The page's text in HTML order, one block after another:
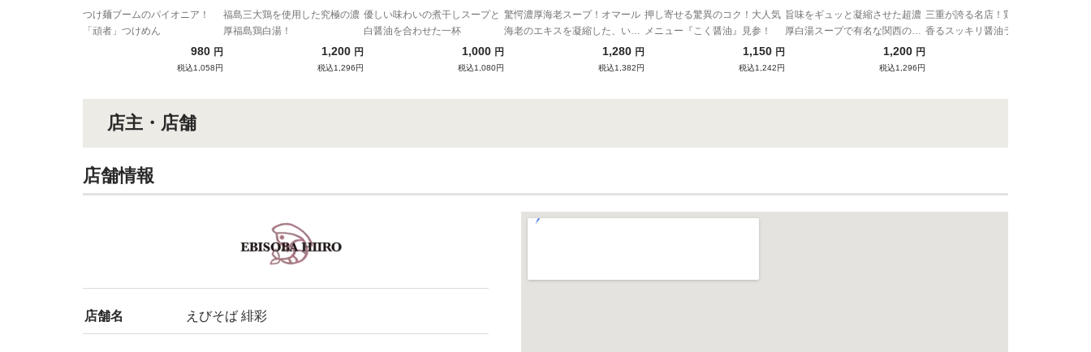
つけ麺ブームのパイオニア！
「頑者」つけめん
980 円
税込1,058円
福島三大鶏を使用した究極の濃
厚福島鶏白湯！
1,200 円
税込1,296円
優しい味わいの煮干しスープと
白醤油を合わせた一杯
1,000 円
税込1,080円
驚愕濃厚海老スープ！オマール
海老のエキスを凝縮した、いま
だかつてない新ラーメン！
1,280 円
税込1,382円
押し寄せる驚異のコク！大人気
メニュー『こく醤油』見参！
1,150 円
税込1,242円
旨味をギュッと凝縮させた超濃
厚白湯スープで有名な関西の
1,200 円
税込1,296円
らーめん
三重が誇る名店！鶏と煮干しが
香るスッキリ醤油ラーメン
店主・店舗
店舗情報
店舗名 えびそば 緋彩